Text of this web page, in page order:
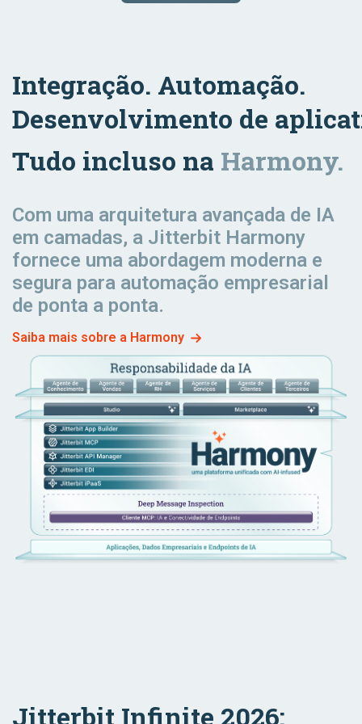
& Logistics
Marketing
Order to
Integração. Automação.
Desenvolvimento de
Tudo incluso na Harmony.
Com uma arquitetura avançada de IA
em camadas, a Jitterbit Harmony
fornece uma abordagem moderna e
segura para automação empresarial
de ponta a ponta.
Saiba mais sobre a Harmony
Jitterbit Infinite 2026: